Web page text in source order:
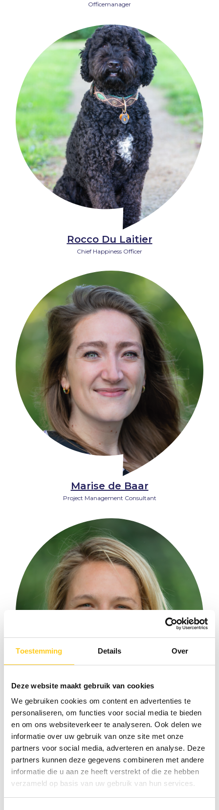
Toestemming Details Over
Deze website maakt gebruik van cookies
We gebruiken cookies om content en advertenties te
personaliseren, om functies voor social media te bieden
en om ons websiteverkeer te analyseren. Ook delen we
informatie over uw gebruik van onze site met onze
partners voor social media, adverteren en analyse. Deze
partners kunnen deze gegevens combineren met andere
informatie die u aan ze heeft verstrekt of die ze hebben
verzameld op basis van uw gebruik van hun services.
Officemanager
Rocco Du Laitier
Chief Happiness Officer
Marise de Baar
Project Management Consultant
Elise Brinks
Project Management Consultant